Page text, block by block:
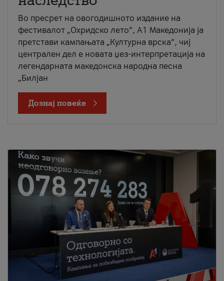
Во пресрет на овогодишното издание на
фестивалот „Охридско лето“, А1 Македонија ја
претстави кампањата „Културна врска“, чиј
централен дел е новата џез-интерпретација на
легендарната македонска народна песна
„Билјан
Дознај повеќе